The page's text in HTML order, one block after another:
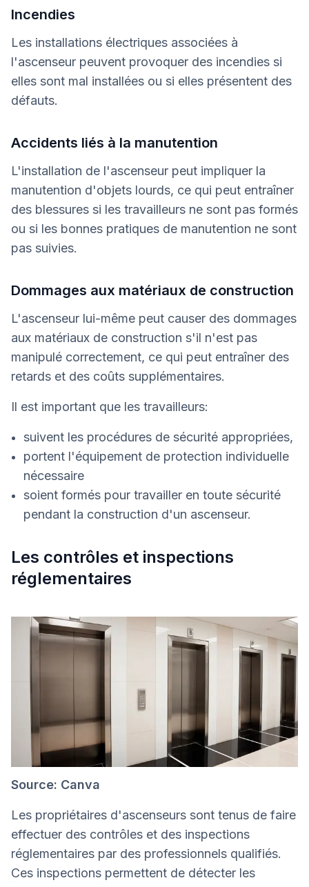
Incendies
Les installations électriques associées à
l'ascenseur peuvent provoquer des incendies si
elles sont mal installées ou si elles présentent des
défauts.
Accidents liés à la manutention
L'installation de l'ascenseur peut impliquer la
manutention d'objets lourds, ce qui peut entraîner
des blessures si les travailleurs ne sont pas formés
ou si les bonnes pratiques de manutention ne sont
pas suivies.
Dommages aux matériaux de construction
L'ascenseur lui-même peut causer des dommages
aux matériaux de construction s'il n'est pas
manipulé correctement, ce qui peut entraîner des
retards et des coûts supplémentaires.
Il est important que les travailleurs:
suivent les procédures de sécurité appropriées,
portent l'équipement de protection individuelle
nécessaire
soient formés pour travailler en toute sécurité
pendant la construction d'un ascenseur.
Les contrôles et inspections
réglementaires
Source: Canva
Les propriétaires d'ascenseurs sont tenus de faire
effectuer des contrôles et des inspections
réglementaires par des professionnels qualifiés.
Ces inspections permettent de détecter les